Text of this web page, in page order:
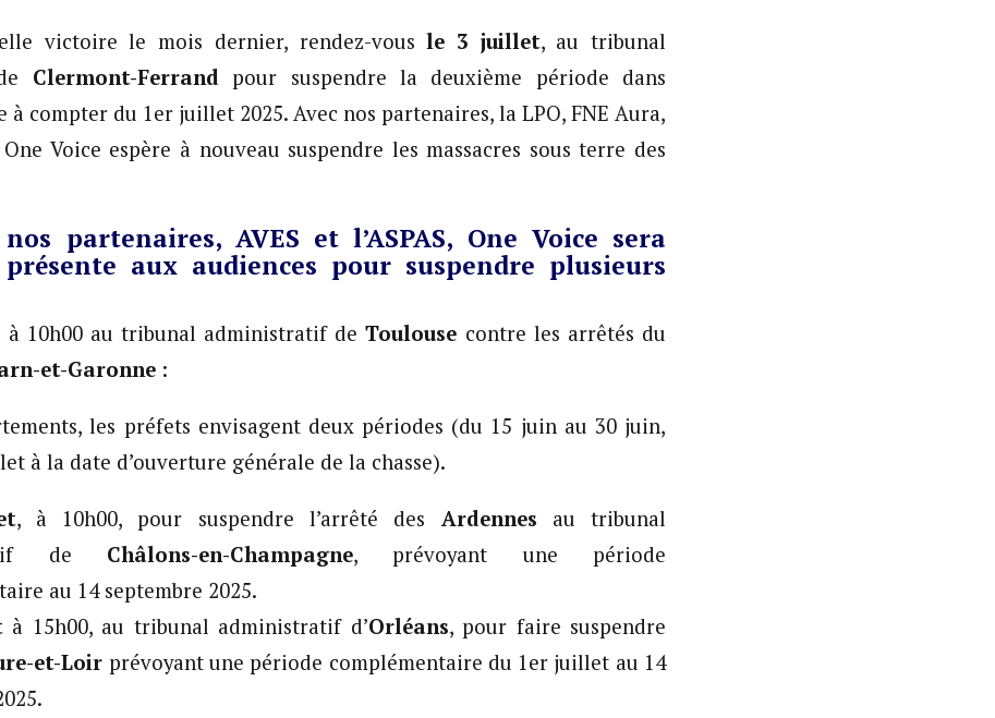
victoire le mois dernier, rendez-vousle 3 juillet, au tribunal
Clermont-Ferrandpour suspendre la deuxième période dans
à compter du 1er juillet 2025. Avec nos partenaires, la LPO, FNE Aura,
One Voice espère à nouveau suspendre les massacres sous terre des
partenaires, AVES et l’ASPAS, One Voice sera
aux audiences pour suspendre plusieurs
à 10h00 au tribunal administratif deToulouse contre les arrêtés du
et-Garonne :
les préfets envisagent deux périodes (du 15 juin au 30 juin,
à la date d’ouverture générale de la chasse).
, à 10h00, pour suspendre l’arrêté des Ardennes au tribunal
de Châlons-en-Champagne, prévoyant une période
au 14 septembre 2025.
à 15h00, au tribunal administratif d’Orléans, pour faire suspendre
et-Loir prévoyant une période complémentaire du 1er juillet au 14